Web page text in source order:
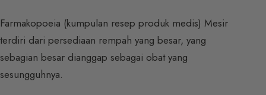
Farmakopoeia (kumpulan resep produk medis) Mesir
terdiri dari persediaan rempah yang besar, yang
sebagian besar dianggap sebagai obat yang
sesungguhnya.